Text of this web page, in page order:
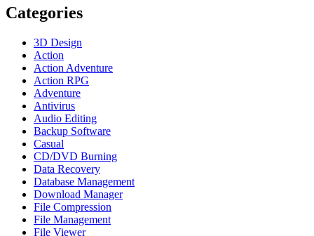
Categories
3D Design
Action
Action Adventure
Action RPG
Adventure
Antivirus
Audio Editing
Backup Software
Casual
CD/DVD Burning
Data Recovery
Database Management
Download Manager
File Compression
File Management
File Viewer